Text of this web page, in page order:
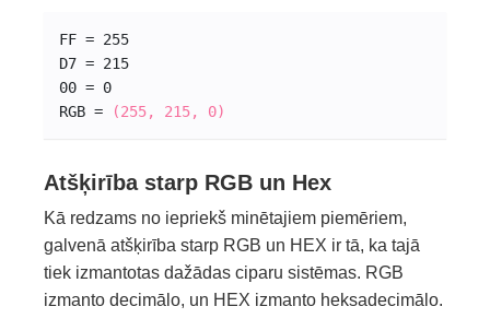
FF = 255
D7 = 215
00 = 0
RGB =
(255, 215, 0)
Atšķirība starp RGB un Hex
Kā redzams no iepriekš minētajiem piemēriem,
galvenā atšķirība starp RGB un HEX ir tā, ka tajā
tiek izmantotas dažādas ciparu sistēmas. RGB
izmanto decimālo, un HEX izmanto heksadecimālo.